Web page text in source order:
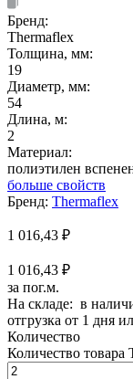
Бренд:
Thermaflex
Толщина, мм:
19
Диаметр, мм:
54
Длина, м:
2
Материал:
полиэтилен
больше свойств
Бренд: Thermaflex
1 016,43 ₽
1 016,43 ₽
за пог.м.
На складе: в
отгрузка от 1 дня
Количество
Количество